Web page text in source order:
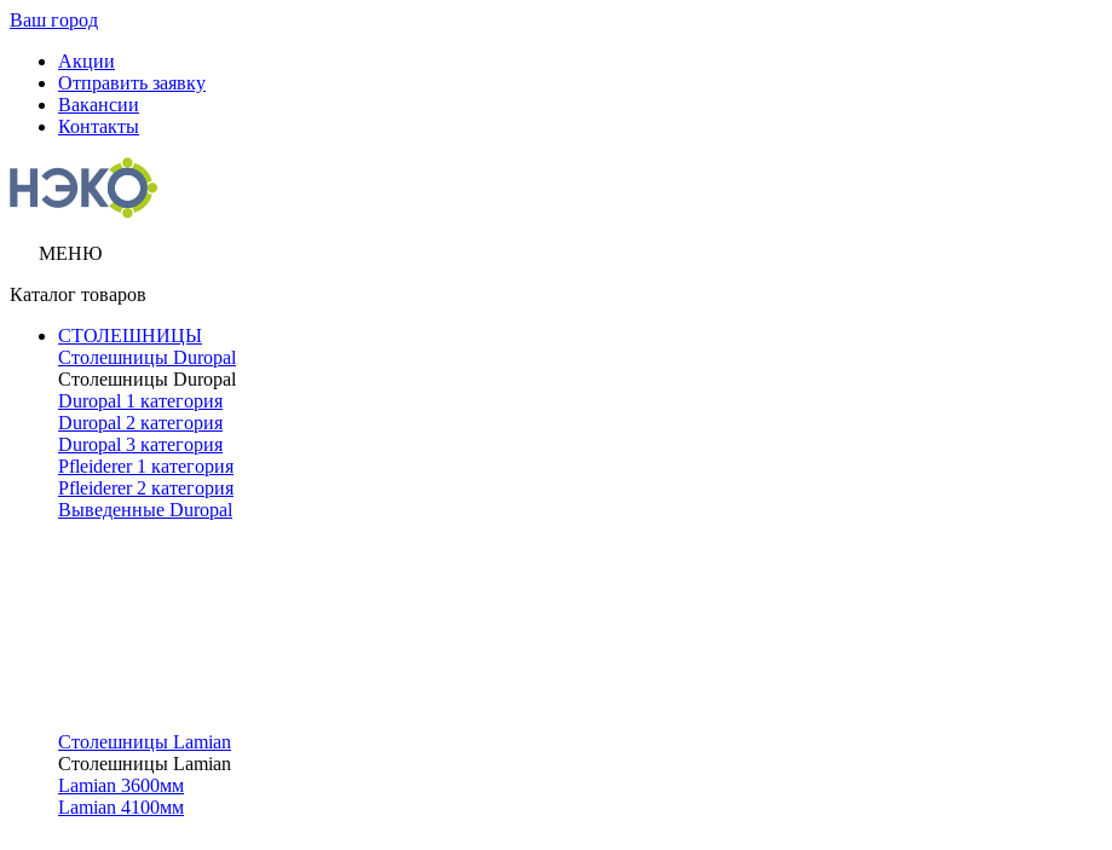
Ваш город
Акции
Отправить заявку
Вакансии
Контакты
МЕНЮ
Каталог товаров
СТОЛЕШНИЦЫ
Столешницы Duropal
Столешницы Duropal
Duropal 1 категория
Duropal 2 категория
Duropal 3 категория
Pfleiderer 1 категория
Pfleiderer 2 категория
Выведенные Duropal
Столешницы Lamian
Столешницы Lamian
Lamian 3600мм
Lamian 4100мм